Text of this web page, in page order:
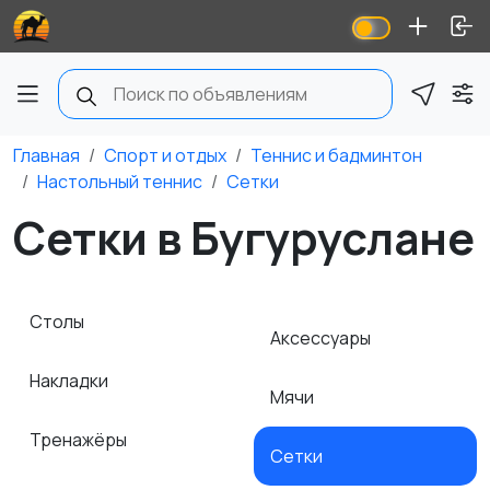
Главная Спорт и отдых
Теннис и бадминтон
Настольный теннис
Сетки
Сетки в Бугуруслане
Столы
Накладки
Тренажёры
Аксессуары
Мячи
Сетки